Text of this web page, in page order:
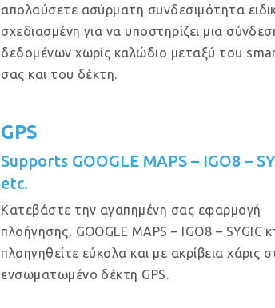
απολαύσετε ασύρματη συνδεσιμότητα
σχεδιασμένη για να υποστηρίζει μια
δεδομένων χωρίς καλώδιο μεταξύ του
σας και του δέκτη.
GPS
Supports GOOGLE MAPS – IGO8 –
etc.
Κατεβάστε την αγαπημένη σας εφαρμογή
πλοήγησης, GOOGLE MAPS – IGO8 – SYGIC
πλοηγηθείτε εύκολα και με ακρίβεια χάρις
ενσωματωμένο δέκτη GPS.